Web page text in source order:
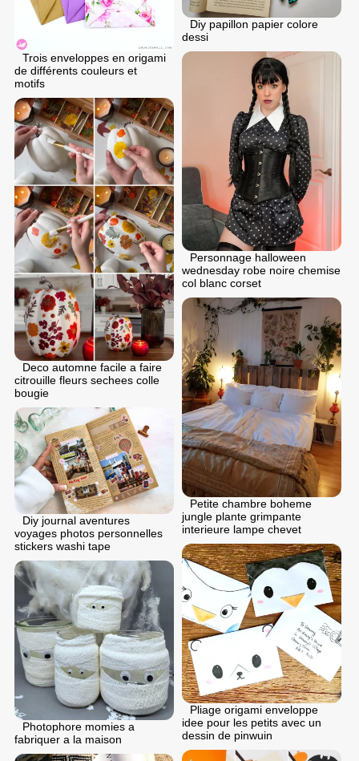
Diy papillon papier colore
dessi
Trois enveloppes en origami
de différents couleurs et
motifs
Personnage halloween
wednesday robe noire chemise
col blanc corset
Deco automne facile a faire
citrouille fleurs sechees colle
bougie
Petite chambre boheme
jungle plante grimpante
interieure lampe chevet
Diy journal aventures
voyages photos personnelles
stickers washi tape
Pliage origami enveloppe
idee pour les petits avec un
dessin de pinwuin
Photophore momies a
fabriquer a la maison